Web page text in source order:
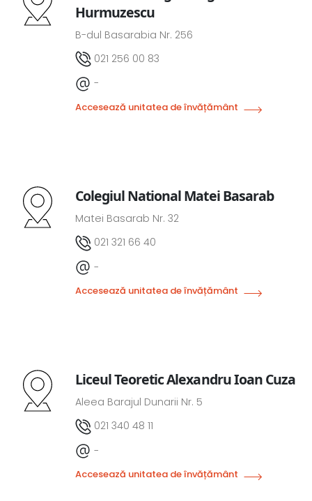
Hurmuzescu
B-dul Basarabia Nr. 256
021 256 00 83
-
Accesează unitatea de învățământ
Colegiul National Matei Basarab
Matei Basarab Nr. 32
021 321 66 40
-
Accesează unitatea de învățământ
Liceul Teoretic Alexandru Ioan Cuza
Aleea Barajul Dunarii Nr. 5
021 340 48 11
-
Accesează unitatea de învățământ